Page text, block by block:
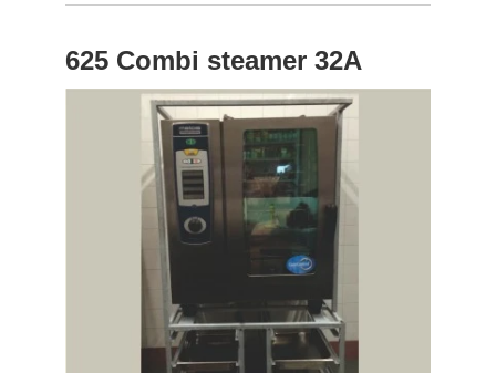
625 Combi steamer 32A